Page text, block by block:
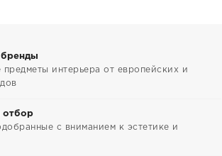
бренды
предметы интерьера от европейских и
отбор
с вниманием к эстетике и